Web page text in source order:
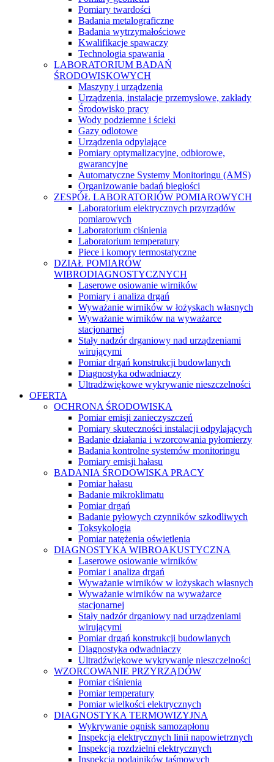
Pomiary twardości
Badania metalograficzne
Badania wytrzymałościowe
Kwalifikacje spawaczy
Technologia spawania
LABORATORIUM BADAŃ
ŚRODOWISKOWYCH
Maszyny i urządzenia
Urządzenia, instalacje przemysłowe, zakłady
Środowisko pracy
Wody podziemne i ścieki
Gazy odlotowe
Urządzenia odpylające
Pomiary optymalizacyjne, odbiorowe,
gwarancyjne
Automatyczne Systemy Monitoringu (AMS)
Organizowanie badań biegłości
ZESPÓŁ LABORATORIÓW POMIAROWYCH
Laboratorium elektrycznych przyrządów
pomiarowych
Laboratorium ciśnienia
Laboratorium temperatury
Piece i komory termostatyczne
DZIAŁ POMIARÓW
WIBRODIAGNOSTYCZNYCH
Laserowe osiowanie wirników
Pomiary i analiza drgań
Wyważanie wirników w łożyskach własnych
Wyważanie wirników na wyważarce
stacjonarnej
Stały nadzór drganiowy nad urządzeniami
wirującymi
Pomiar drgań konstrukcji budowlanych
Diagnostyka odwadniaczy
Ultradżwiękowe wykrywanie nieszczelności
OFERTA
OCHRONA ŚRODOWISKA
Pomiar emisji zanieczyszczeń
Pomiary skuteczności instalacji odpylających
Badanie działania i wzorcowania pyłomierzy
Badania kontrolne systemów monitoringu
Pomiary emisji hałasu
BADANIA ŚRODOWISKA PRACY
Pomiar hałasu
Badanie mikroklimatu
Pomiar drgań
Badanie pyłowych czynników szkodliwych
Toksykologia
Pomiar natężenia oświetlenia
DIAGNOSTYKA WIBROAKUSTYCZNA
Laserowe osiowanie wirników
Pomiar i analiza drgań
Wyważanie wirników w łożyskach własnych
Wyważanie wirników na wyważarce
stacjonarnej
Stały nadzór drganiowy nad urządzeniami
wirującymi
Pomiar drgań konstrukcji budowlanych
Diagnostyka odwadniaczy
Ultradźwiękowe wykrywanie nieszczelności
WZORCOWANIE PRZYRZĄDÓW
Pomiar ciśnienia
Pomiar temperatury
Pomiar wielkości elektrycznych
DIAGNOSTYKA TERMOWIZYJNA
Wykrywanie ognisk samozapłonu
Inspekcja elektrycznych linii napowietrznych
Inspekcja rozdzielni elektrycznych
Inspekcja podajników taśmowych